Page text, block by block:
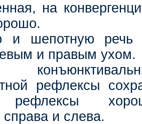
на
и шепотную
и правым ухом.
рефлексы
рефлексы
и слева.